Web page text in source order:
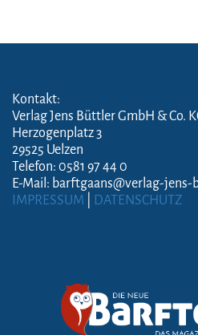
Kontakt:
Verlag Jens Büttler GmbH & Co.
Herzogenplatz 3
29525 Uelzen
Telefon: 0581 97 44 0
E-Mail: barftgaans@verlag-jens-
IMPRESSUM
DATENSCHUTZ